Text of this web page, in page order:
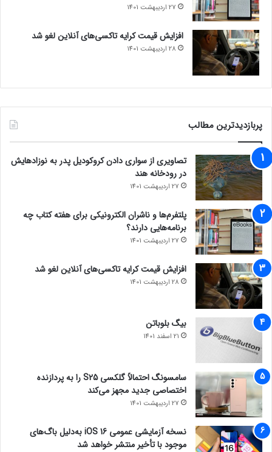
مجله خبری lastech
رپورتاژ آگهی
27 اردیبهشت 1401
افزایش قیمت کرایه تاکسی‌های آنلاین لغو شد
28 اردیبهشت 1401
پربازدیدترین مطالب
تصاویری از سواری دادن کروکودیل پدر به نوزادهایش
در رودخانه هند
27 اردیبهشت 1401
پلتفرم‌ها و ناشران الکترونیکی برای هفته کتاب چه
برنامه‌هایی دارند؟
27 اردیبهشت 1401
افزایش قیمت کرایه تاکسی‌های آنلاین لغو شد
28 اردیبهشت 1401
بیگ بلوباتن
21 اسفند 1401
سامسونگ احتمالاً گلکسی S25 را به پردازنده
اختصاصی جدید مجهز می‌کند
27 اردیبهشت 1401
نسخه آزمایشی عمومی iOS 16 به‌دلیل باگ‌های
موجود با تأخیر منتشر خواهد شد